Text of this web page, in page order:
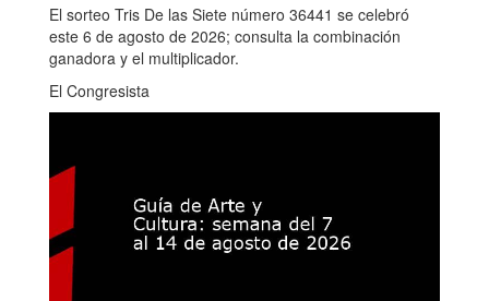
El sorteo Tris De las Siete número 36441 se celebró
este 6 de agosto de 2026; consulta la combinación
ganadora y el multiplicador.
El Congresista